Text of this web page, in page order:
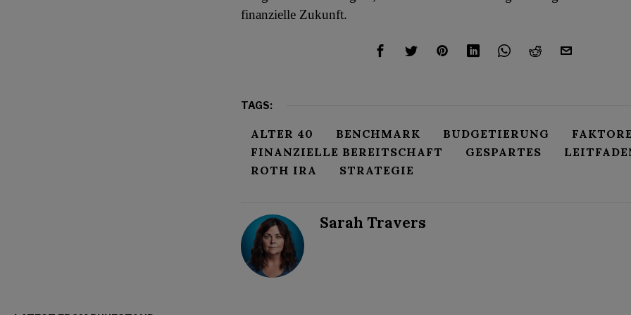
finanzielle Zukunft.
TAGS:
ALTER 40 BENCHMARK BUDGETIERUNG
FINANZIELLE BEREITSCHAFT
GESPARTES
ROTH IRA
STRATEGIE
Sarah Travers